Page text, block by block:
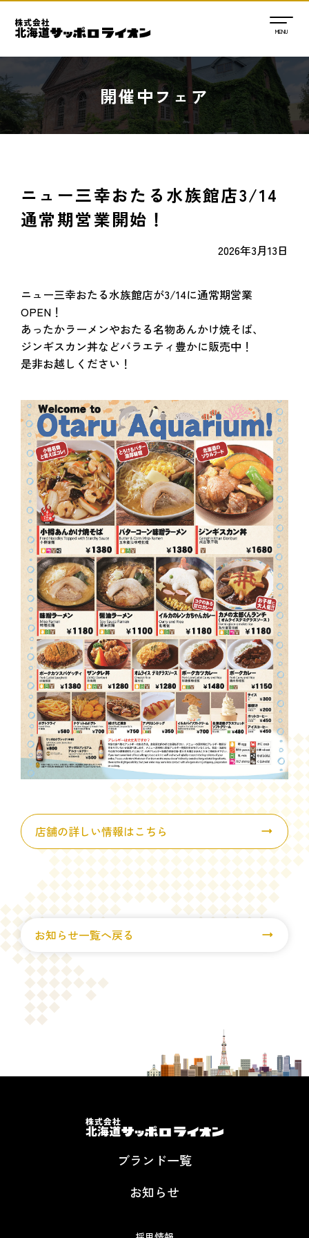
開催中フェア
ニュー三幸おたる水族館店3/14
通常期営業開始！
2026年3月13日
ニュー三幸おたる水族館店が3/14に通常期営業
OPEN！
あったかラーメンやおたる名物あんかけ焼そば、
ジンギスカン丼などバラエティ豊かに販売中！
是非お越しください！
店舗の詳しい情報はこちら
お知らせ一覧へ戻る
ブランド一覧
お知らせ